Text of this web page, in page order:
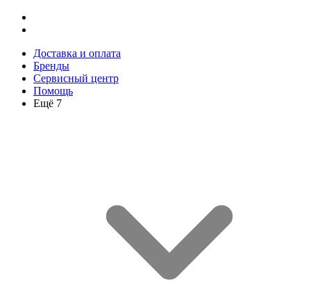
Доставка и оплата
Бренды
Сервисный центр
Помощь
Ещё 7